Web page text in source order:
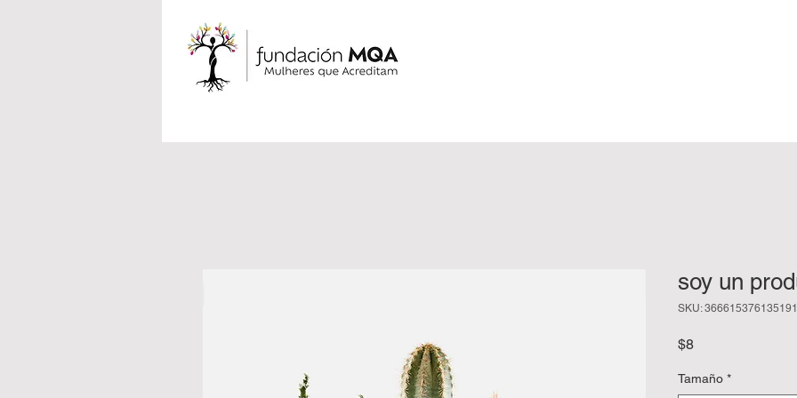
soy un
SKU: 366615376135191
$8Precio
Tamaño *